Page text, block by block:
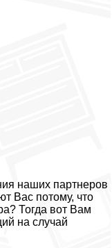
наших партнеров
Вас потому, что
Тогда вот Вам
на случай